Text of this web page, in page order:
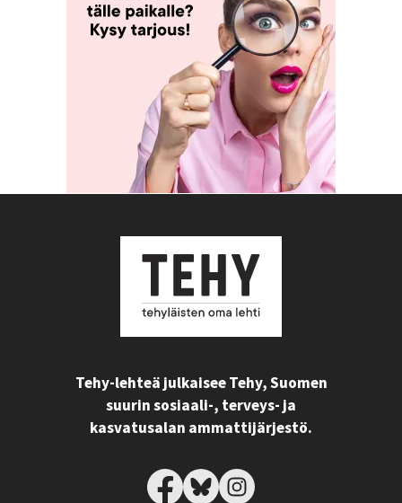
Tehy-lehteä julkaisee Tehy, Suomen
suurin sosiaali-, terveys- ja
kasvatusalan ammattijärjestö.